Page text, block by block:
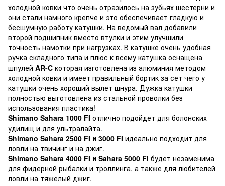
холодной ковки что очень отразилось на зубьях шестерни и
они стали намного крепче и это обеспечивает гладкую и
бесшумную работу катушки. На ведомый вал добавили
второй подшипник вместо втулки и этим улучшили
точность намотки при нагрузках. В катушке очень удобная
ручка складного типа и плюс к всему катушка оснащена
шпулей AR-C которая изготовлена из алюминия методом
холодной ковки и имеет правильный бортик за сет чего у
катушки очень хороший вылет шнура. Дужка катушки
полностью выготовлена из стальной проволки без
использования пластика!
Shimano Sahara 1000 FI отлично подойдет для болонских
удилищ и для ультралайта.
Shimano Sahara 2500 FI и 3000 FI идеально подходит для
ловли на твичинг и на джиг.
Shimano Sahara 4000 FI и Sahara 5000 FI будет незаменима
для фидерной рыбалки и троллинга, а также для любителей
ловли на тяжелый джиг.